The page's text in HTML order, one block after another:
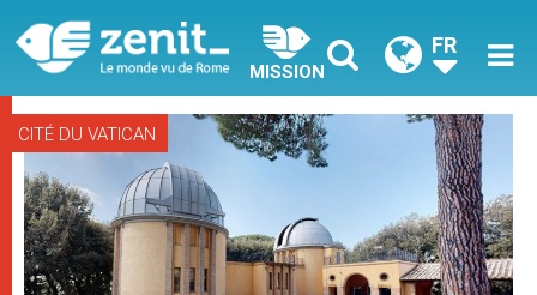
MISSION
FR
CITÉ DU VATICAN